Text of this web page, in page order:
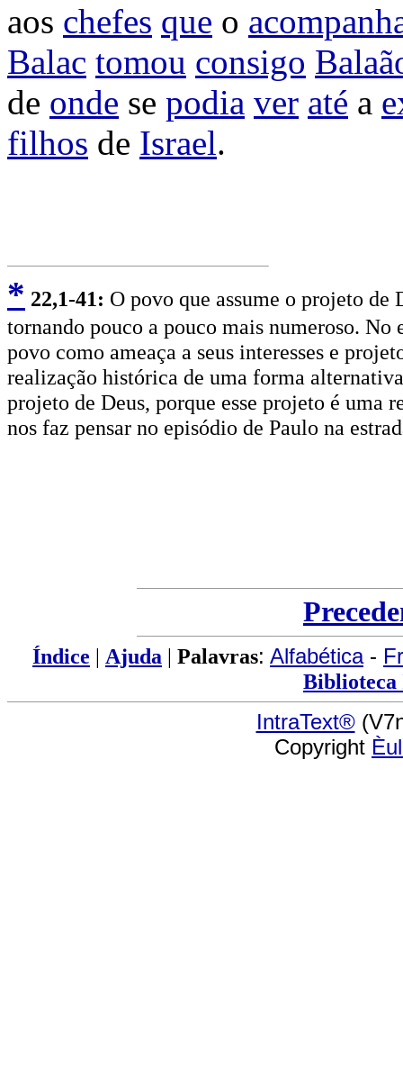
aos chefes que o
Balac tomou consigo
de onde se podia ver até a
filhos de Israel.
* 22,1-41: O povo que assume o projeto
tornando pouco a pouco mais numeroso. No
povo como ameaça a seus interesses e
realização histórica de uma forma
projeto de Deus, porque esse projeto é uma
nos faz pensar no episódio de Paulo na
Índice | Ajuda | Palavras: Alfabética-
IntraText®
Copyright